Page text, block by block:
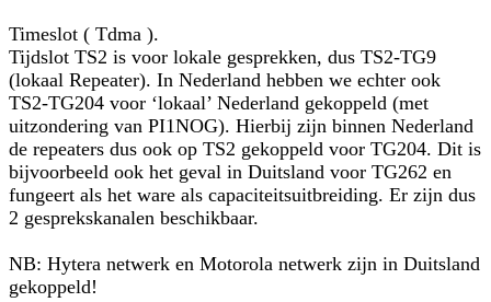
Timeslot ( Tdma ).
Tijdslot TS2 is voor lokale gesprekken, dus TS2-TG9
(lokaal Repeater). In Nederland hebben we echter ook
TS2-TG204 voor ‘lokaal’ Nederland gekoppeld (met
uitzondering van PI1NOG). Hierbij zijn binnen Nederland
de repeaters dus ook op TS2 gekoppeld voor TG204. Dit is
bijvoorbeeld ook het geval in Duitsland voor TG262 en
fungeert als het ware als capaciteitsuitbreiding. Er zijn dus
2 gesprekskanalen beschikbaar.
NB: Hytera netwerk en Motorola netwerk zijn in Duitsland
gekoppeld!